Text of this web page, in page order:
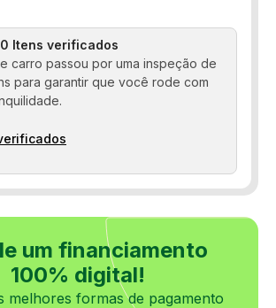
Itens verificados
carro passou por uma inspeção de
para garantir que você rode com
um financiamento
100% digital!
melhores formas de pagamento